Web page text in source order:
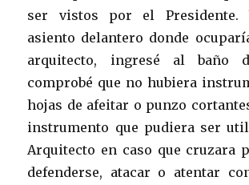
ser vistos por el Presidente.
asiento delantero donde
arquitecto, ingresé al baño
comprobé que no hubiera
hojas de afeitar o punzo
instrumento que pudiera ser
Arquitecto en caso que cruzara
defenderse, atacar o atentar